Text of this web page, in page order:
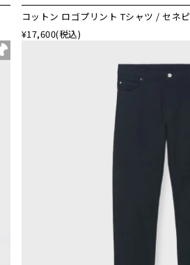
コットン ロゴプリント Tシャツ / セネピ
¥17,600(税込)